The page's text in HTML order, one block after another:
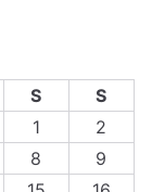
S
S
1
2
8
9